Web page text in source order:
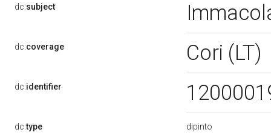
dc:subject
dc:coverage Cori (LT)
dc:identifier
dc:type dipinto